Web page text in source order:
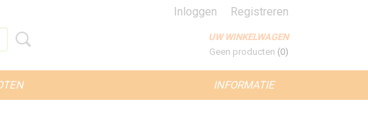
Inloggen Registreren
UW WINKELWAGEN
Geen producten (0)
INFORMATIE